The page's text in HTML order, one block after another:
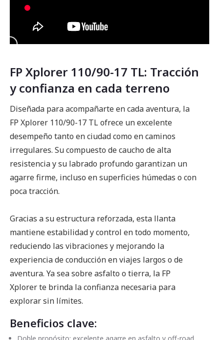
FP Xplorer 110/90-17 TL: Tracción
y confianza en cada terreno
Diseñada para acompañarte en cada aventura, la
FP Xplorer 110/90-17 TL ofrece un excelente
desempeño tanto en ciudad como en caminos
irregulares. Su compuesto de caucho de alta
resistencia y su labrado profundo garantizan un
agarre firme, incluso en superficies húmedas o con
poca tracción.
Gracias a su estructura reforzada, esta llanta
mantiene estabilidad y control en todo momento,
reduciendo las vibraciones y mejorando la
experiencia de conducción en viajes largos o de
aventura. Ya sea sobre asfalto o tierra, la FP
Xplorer te brinda la confianza necesaria para
explorar sin límites.
Beneficios clave:
Doble propósito: excelente agarre en asfalto y off-road